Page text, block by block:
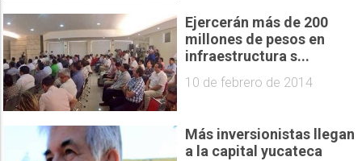
Ejercerán más de 200
millones de pesos en
infraestructura s...
10 de febrero de 2014
Más inversionistas llegan
a la capital yucateca